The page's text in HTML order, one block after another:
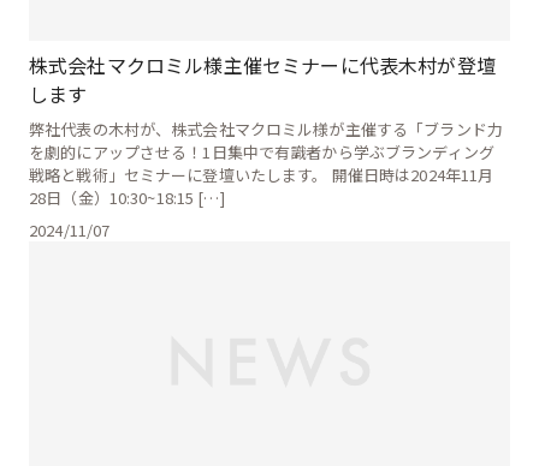
株式会社マクロミル様主催セミナーに代表木村が登壇
します
弊社代表の木村が、株式会社マクロミル様が主催する「ブランド力
を劇的にアップさせる！1日集中で有識者から学ぶブランディング
戦略と戦術」セミナーに登壇いたします。 開催日時は2024年11月
28日（金）10:30~18:15 […]
2024/11/07